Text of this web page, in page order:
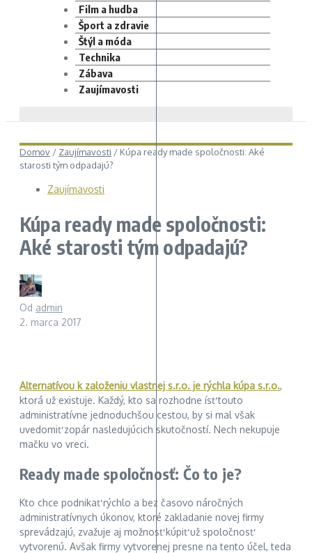
Film a hudba
Šport a zdravie
Štýl a móda
Technika
Zábava
Zaujímavosti
Domov / Zaujímavosti / Kúpa ready made spoločnosti: Aké
starosti tým odpadajú?
Zaujímavosti
Kúpa ready made spoločnosti:
Aké starosti tým odpadajú?
Od admin
2. marca 2017
Alternatívou k založeniu vlastnej s.r.o. je rýchla kúpa s.r.o.,
ktorá už existuje. Každý, kto sa rozhodne ísť touto
administratívne jednoduchšou cestou, by si mal však
uvedomiť zopár nasledujúcich skutočností. Nech nekupuje
mačku vo vreci.
Ready made spoločnosť: Čo to je?
Kto chce podnikať rýchlo a bez časovo náročných
administratívnych úkonov, ktoré zakladanie novej firmy
sprevádzajú, zvažuje aj možnosť kúpiť už spoločnosť
vytvorenú. Avšak firmy vytvorenej presne na tento účel, teda